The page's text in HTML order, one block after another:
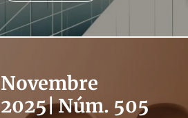
Novembre
2025|Núm. 505